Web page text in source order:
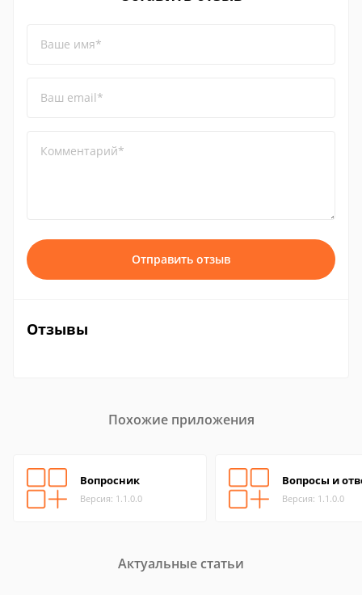
Ваше имя*
Ваш email*
Комментарий*
Отправить отзыв
Отзывы
Похожие приложения
Вопросник
Версия: 1.1.0.0
Вопросы и
Версия: 1.1.0.0
Актуальные статьи